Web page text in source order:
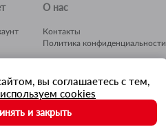
вы соглашаетесь с тем,
cookies
и закрыть
О нас
Контакты
Политика конфиденциальности